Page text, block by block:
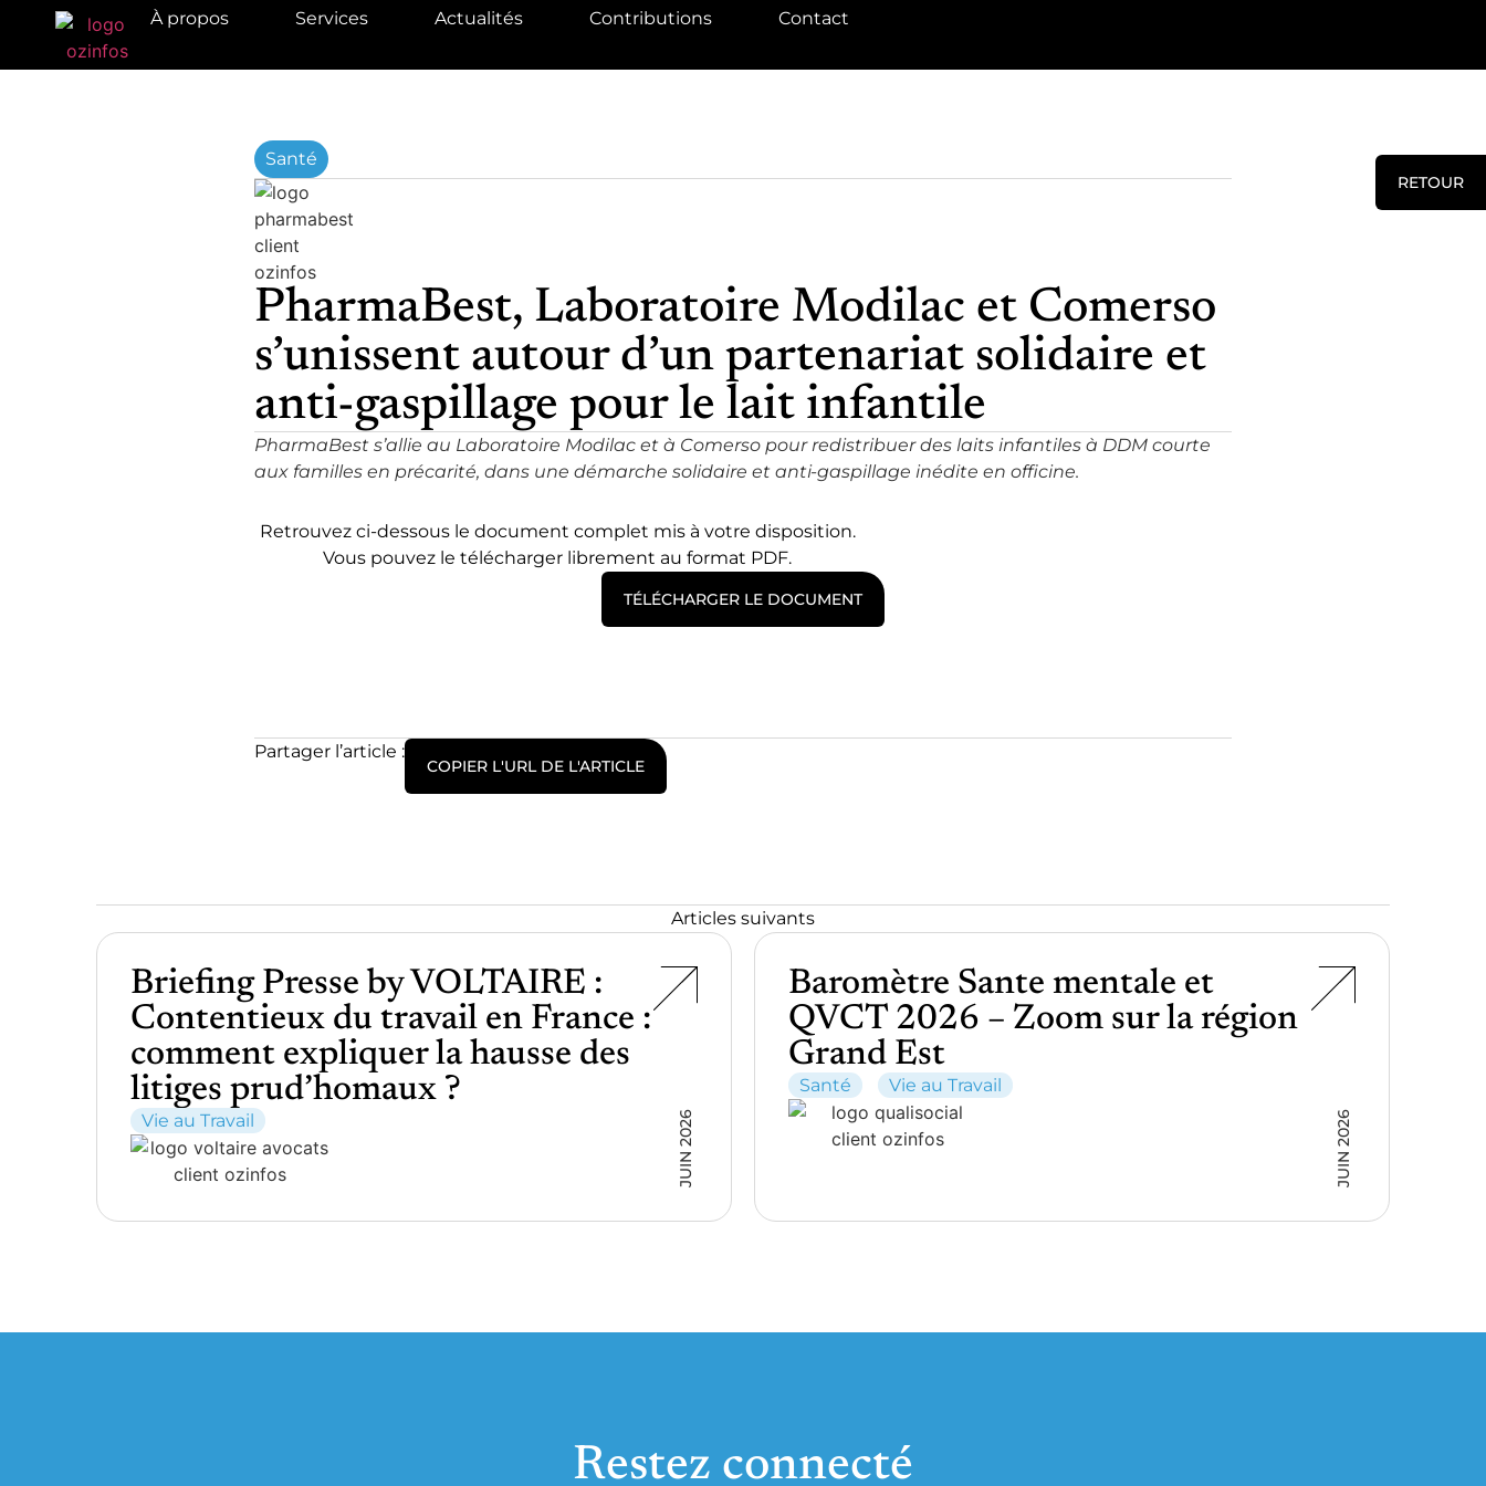
À propos Services Actualités Contributions Contact
Santé
RETOUR
PharmaBest, Laboratoire Modilac et Comerso
s’unissent autour d’un partenariat solidaire et
anti-gaspillage pour le lait infantile
PharmaBest s’allie au Laboratoire Modilac et à Comerso pour redistribuer des laits infantiles à DDM courte
aux familles en précarité, dans une démarche solidaire et anti-gaspillage inédite en officine.
Retrouvez ci-dessous le document complet mis à votre disposition.
Vous pouvez le télécharger librement au format PDF.
TÉLÉCHARGER LE DOCUMENT
Partager l’article :
COPIER L'URL DE L'ARTICLE
Articles suivants
Briefing Presse by VOLTAIRE :
Contentieux du travail en France :
comment expliquer la hausse des
litiges prud’homaux ?
Vie au Travail JUIN 2026
Baromètre Sante mentale et
QVCT 2026 – Zoom sur la région
Grand Est
Santé Vie au Travail
JUIN 2026
Restez connecté